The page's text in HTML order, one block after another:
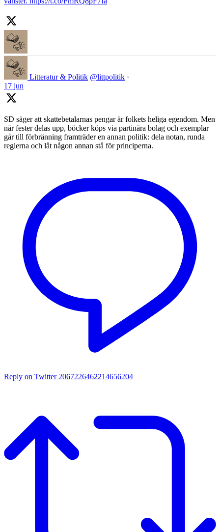
Litteratur & Politik @littpolitik ·
17 jun
SD säger att skattebetalarnas pengar är folkets heliga egendom. Men
när fester delas upp, böcker köps via partinära bolag och exemplar
går till förbränning framträder en annan politik: dela notan, runda
reglerna och låt någon annan stå för principerna.
Reply on Twitter 2067226462214656204